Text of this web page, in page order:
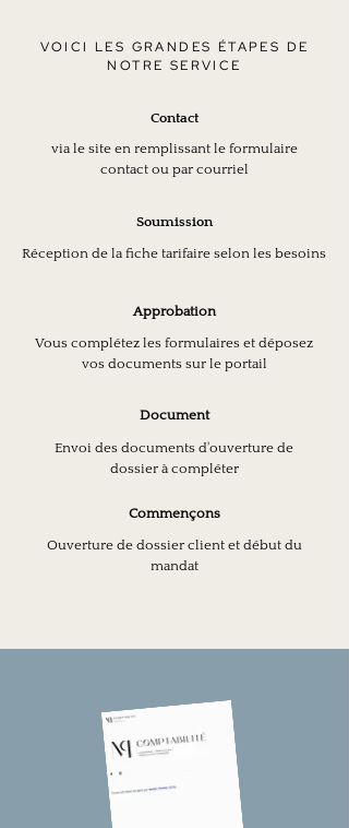
VOICI LES GRANDES ÉTAPES DE
NOTRE SERVICE
Contact
via le site en remplissant le formulaire
contact ou par courriel
Soumission
Réception de la fiche tarifaire selon les besoins
Approbation
Vous complétez les formulaires et déposez
vos documents sur le portail
Document
Envoi des documents d'ouverture de
dossier à compléter
Commençons
Ouverture de dossier client et début du
mandat